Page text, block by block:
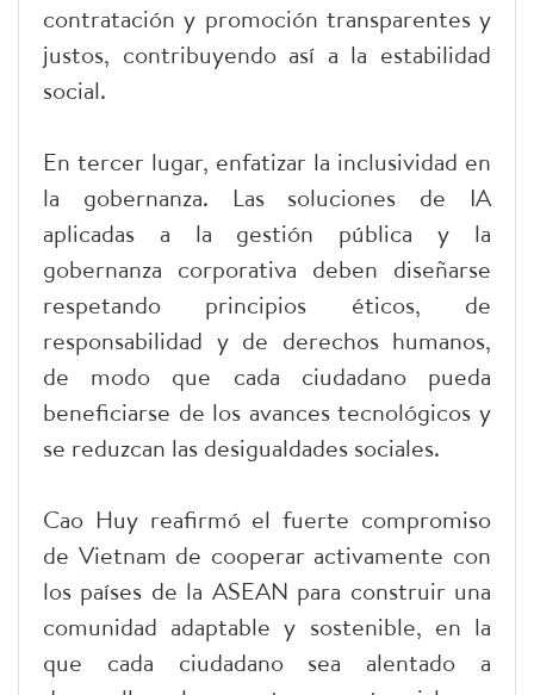
contratación y promoción transparentes y
justos, contribuyendo así a la estabilidad
social.
En tercer lugar, enfatizar la inclusividad en
la gobernanza. Las soluciones de IA
aplicadas a la gestión pública y la
gobernanza corporativa deben diseñarse
respetando principios éticos, de
responsabilidad y de derechos humanos,
de modo que cada ciudadano pueda
beneficiarse de los avances tecnológicos y
se reduzcan las desigualdades sociales.
Cao Huy reafirmó el fuerte compromiso
de Vietnam de cooperar activamente con
los países de la ASEAN para construir una
comunidad adaptable y sostenible, en la
que cada ciudadano sea alentado a